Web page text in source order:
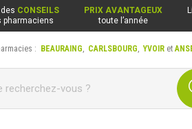
CONSEILS
pharmaciens
PRIX AVANTAGEUX
toute l’année
Yvoir, Anseremme
: BEAURAING, CARLSBOURG,YVOIRet